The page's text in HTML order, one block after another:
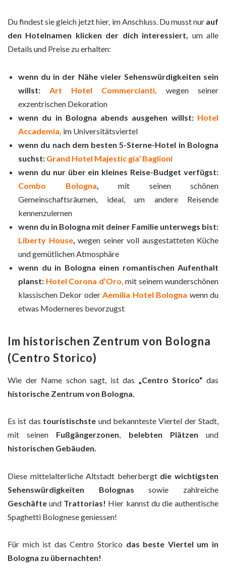
Du findest sie gleich jetzt hier, im Anschluss. Du musst nur auf
den Hotelnamen klicken der dich interessiert, um alle
Details und Preise zu erhalten:
wenn du in der Nähe vieler Sehenswürdigkeiten sein
willst: Art Hotel Commercianti, wegen seiner
exzentrischen Dekoration
wenn du in Bologna abends ausgehen willst: Hotel
Accademia, im Universitätsviertel
wenn du nach dem besten 5-Sterne-Hotel in Bologna
suchst: Grand Hotel Majestic gia‘ Baglioni
wenn du nur über ein kleines Reise-Budget verfügst:
Combo Bologna, mit seinen schönen
Gemeinschaftsräumen, ideal, um andere Reisende
kennenzulernen
wenn du in Bologna mit deiner Familie unterwegs bist:
Liberty House, wegen seiner voll ausgestatteten Küche
und gemütlichen Atmosphäre
wenn du in Bologna einen romantischen Aufenthalt
planst: Hotel Corona d’Oro, mit seinem wunderschönen
klassischen Dekor oderAemilia Hotel Bologna wenn du
etwas Moderneres bevorzugst
Im historischen Zentrum von Bologna
(Centro Storico)
Wie der Name schon sagt, ist das „Centro Storico“ das
historische Zentrum von Bologna.
Es ist das touristischste und bekannteste Viertel der Stadt,
mit seinen Fußgängerzonen, belebten Plätzen und
historischen Gebäuden.
Diese mittelalterliche Altstadt beherbergt die wichtigsten
Sehenswürdigkeiten Bolognas sowie zahlreiche
Geschäfte und Trattorias! Hier kannst du die authentische
Spaghetti Bolognese geniessen!
Für mich ist das Centro Storico das beste Viertel um in
Bologna zu übernachten!